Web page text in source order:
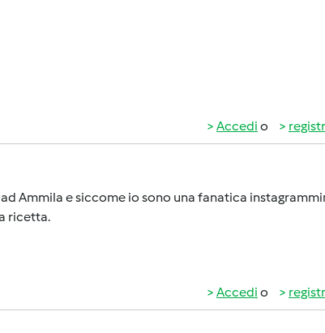
Accedi o
Ammila e siccome io sono una fanatica
ricetta.
Accedi o